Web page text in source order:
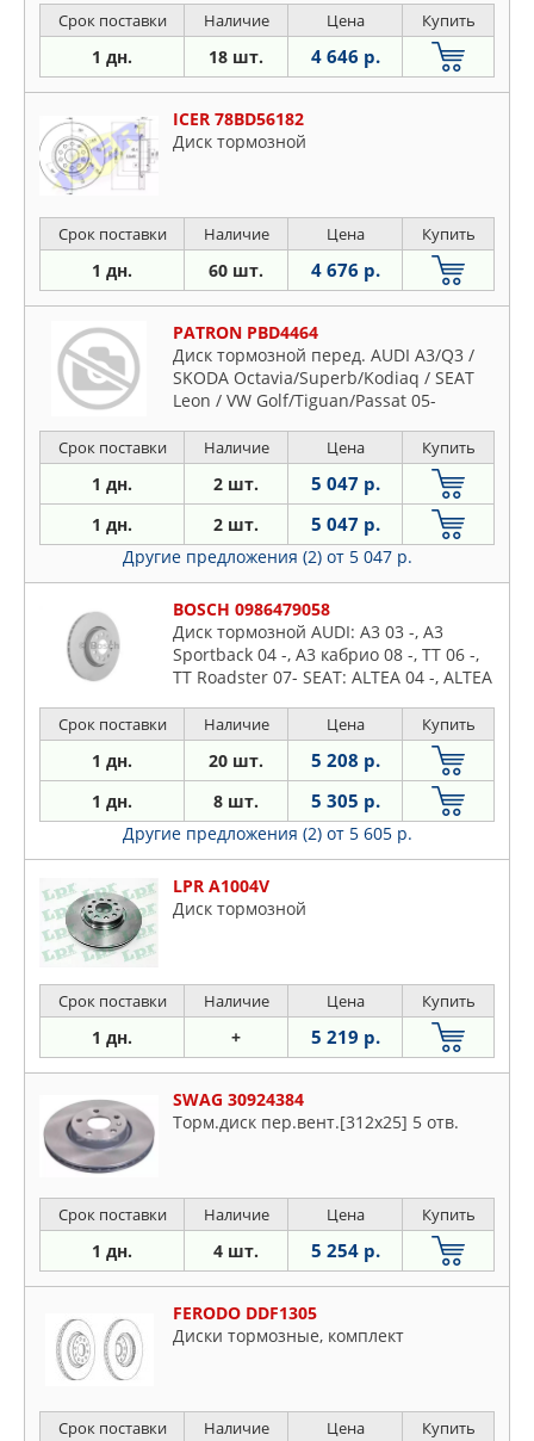
Срок поставки Наличие Цена Купить
1 дн. 18 шт. 4 646 р.
ICER 78BD56182
Диск тормозной
Срок поставки Наличие Цена Купить
1 дн. 60 шт. 4 676 р.
PATRON PBD4464
Диск тормозной перед. AUDI A3/Q3 /
SKODA Octavia/Superb/Kodiaq / SEAT
Leon / VW Golf/Tiguan/Passat 05-
Срок поставки Наличие Цена Купить
1 дн. 2 шт. 5 047 р.
1 дн. 2 шт. 5 047 р.
Другие предложения (2) от 5 047 р.
BOSCH 0986479058
Диск тормозной AUDI: A3 03 -, A3
Sportback 04 -, A3 кабрио 08 -, TT 06 -,
TT Roadster 07- SEAT: ALTEA 04 -, ALTEA
Срок поставки Наличие Цена Купить
1 дн. 20 шт. 5 208 р.
1 дн. 8 шт. 5 305 р.
Другие предложения (2) от 5 605 р.
LPR A1004V
Диск тормозной
Срок поставки Наличие Цена Купить
1 дн. + 5 219 р.
SWAG 30924384
Торм.диск пер.вент.[312x25] 5 отв.
Срок поставки Наличие Цена Купить
1 дн. 4 шт. 5 254 р.
FERODO DDF1305
Диски тормозные, комплект
Срок поставки Наличие Цена Купить